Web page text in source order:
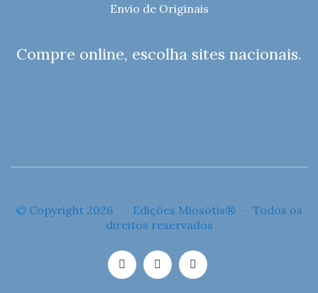
Envio de Originais
Compre online, escolha sites nacionais.
© Copyright 2026 · Edições Miosótis® · Todos os
direitos reservados